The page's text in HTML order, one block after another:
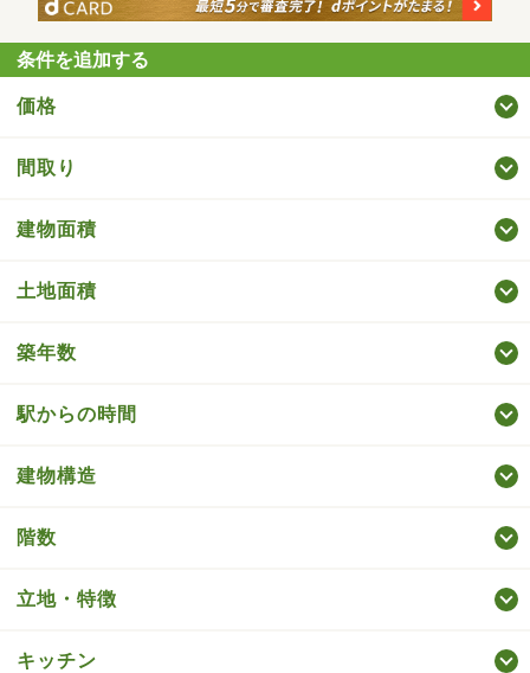
条件を追加する
価格
間取り
建物面積
土地面積
築年数
駅からの時間
建物構造
階数
立地・特徴
キッチン